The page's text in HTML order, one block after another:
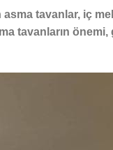
tavanlar, iç
tavanların